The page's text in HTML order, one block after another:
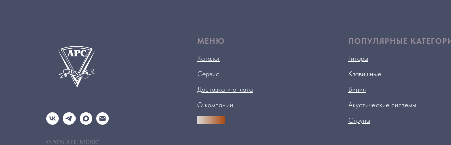
© 2026 АРС MUSIC
МЕНЮ
Каталог
Сервис
Доставка и оплата
О компании
ПОПУЛЯРНЫЕ
Гитары
Клавишные
Винил
Акустические системы
Струны